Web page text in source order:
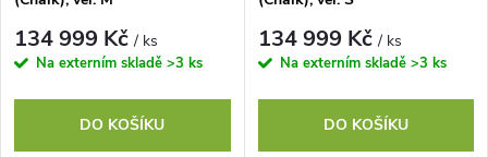
134 999 Kč/ ks
Na externím skladě >3 ks
DO KOŠÍKU
134 999 Kč/ ks
Na externím skladě >3 ks
DO KOŠÍKU